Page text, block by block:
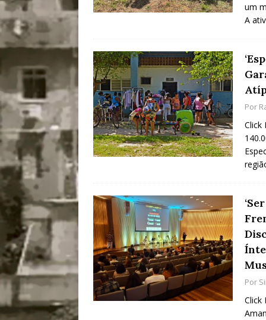
um
A
Por
Click
Por
Click